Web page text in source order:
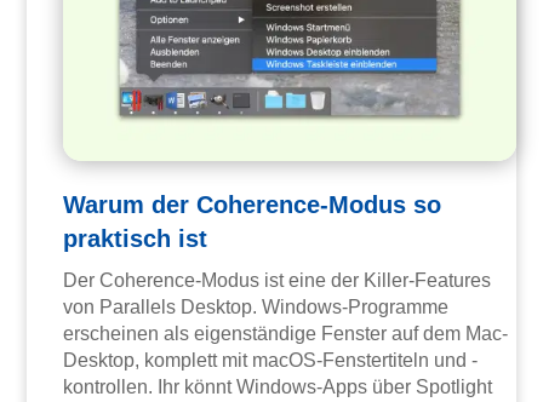
Warum der Coherence-Modus so
praktisch ist
Der Coherence-Modus ist eine der Killer-Features
von Parallels Desktop. Windows-Programme
erscheinen als eigenständige Fenster auf dem Mac-
Desktop, komplett mit macOS-Fenstertiteln und -
kontrollen. Ihr könnt Windows-Apps über Spotlight